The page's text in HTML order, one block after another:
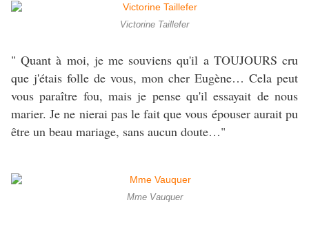
Victorine Taillefer
" Quant à moi, je me souviens qu'il a TOUJOURS cru
que j'étais folle de vous, mon cher Eugène… Cela peut
vous paraître fou, mais je pense qu'il essayait de nous
marier. Je ne nierai pas le fait que vous épouser aurait pu
être un beau mariage, sans aucun doute…"
Mme Vauquer